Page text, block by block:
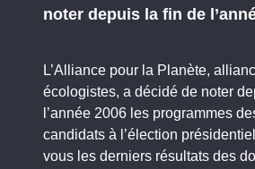
noter depuis la fin de
L’Alliance pour la Planète,
écologistes, a décidé de noter
l’année 2006 les programmes
candidats à l’élection
vous les derniers résultats des